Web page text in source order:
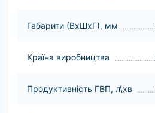
Габарити (ВхШхГ), мм
Країна виробництва
Продуктивність ГВП, л\хв